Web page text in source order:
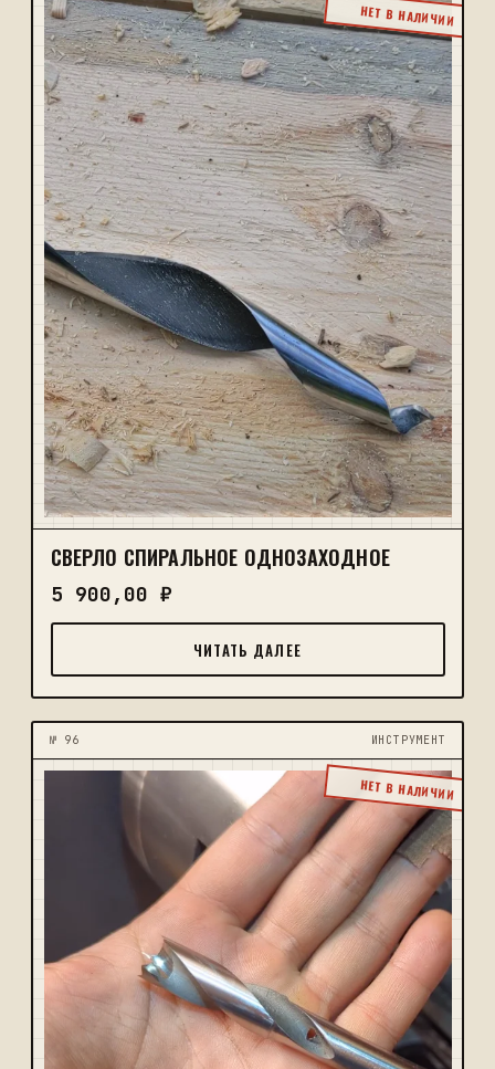
НЕТ В НАЛИЧИИ
СВЕРЛО СПИРАЛЬНОЕ ОДНОЗАХОДНОЕ
5 900,00 ₽
ЧИТАТЬ ДАЛЕЕ
№ 96 ИНСТРУМЕНТ
НЕТ В НАЛИЧИИ